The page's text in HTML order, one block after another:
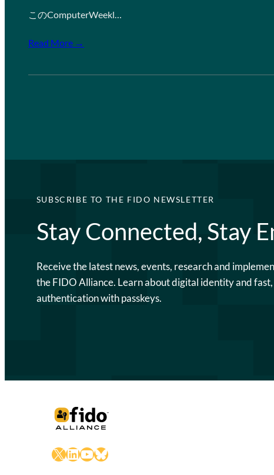
このComputerWeekl…
Read More →
SUBSCRIBE TO THE FIDO NEWSLETTER
Stay Connected, Stay
Receive the latest news, events, research and
the FIDO Alliance. Learn about digital identity and
authentication with passkeys.
X LinkedIn
YouTube
Bluesky